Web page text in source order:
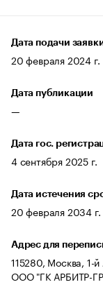
Дата подачи
20 февраля 2024 г.
Дата публикации
—
Дата гос.
4 сентября 2025 г.
Дата истечения
20 февраля 2034 г.
Адрес для
115280, Москва, 1-
ООО "ГК АРБИТР-